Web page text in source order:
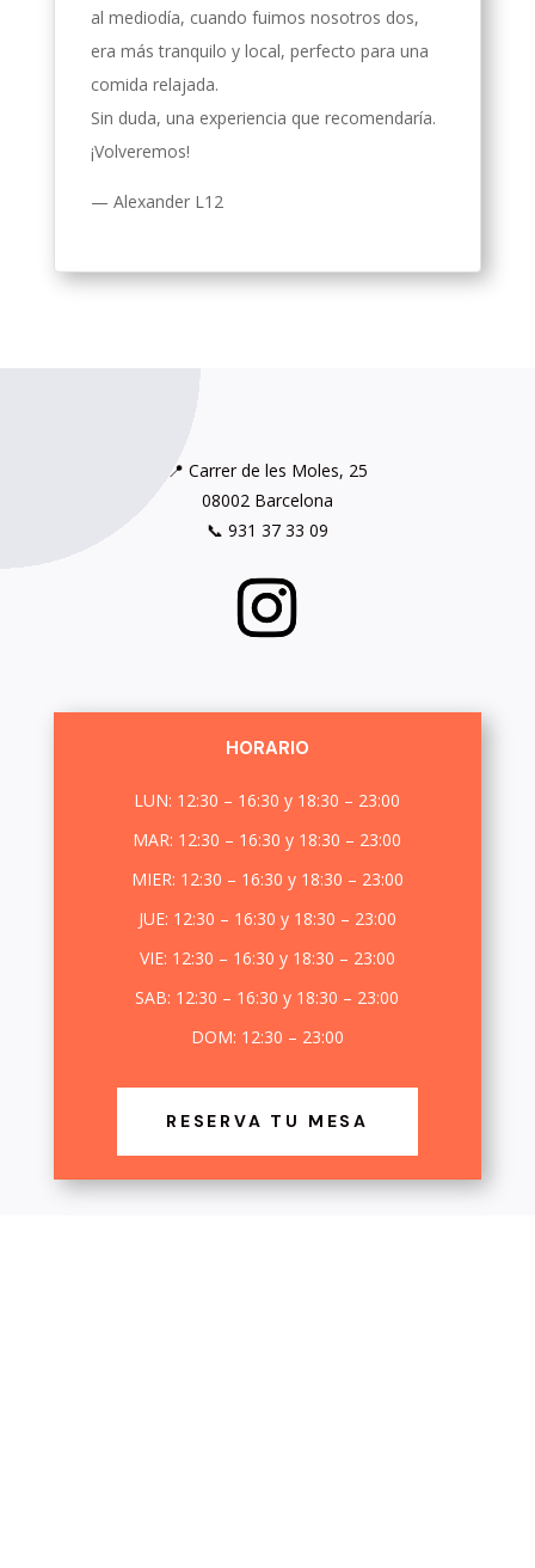
al mediodía, cuando fuimos nosotros dos,
era más tranquilo y local, perfecto para una
comida relajada.
Sin duda, una experiencia que recomendaría.
¡Volveremos!
— Alexander L12
📍 Carrer de les Moles, 25
08002 Barcelona
📞 931 37 33 09
HORARIO
LUN: 12:30 – 16:30 y 18:30 – 23:00
MAR: 12:30 – 16:30 y 18:30 – 23:00
MIER: 12:30 – 16:30 y 18:30 – 23:00
JUE: 12:30 – 16:30 y 18:30 – 23:00
VIE: 12:30 – 16:30 y 18:30 – 23:00
SAB: 12:30 – 16:30 y 18:30 – 23:00
DOM: 12:30 – 23:00
RESERVA TU MESA